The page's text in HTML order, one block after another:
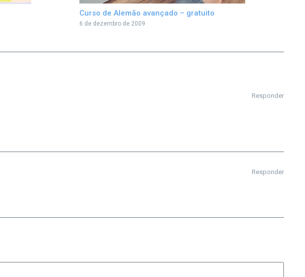
Curso de Alemão avançado – gratuito
6 de dezembro de 2009
Responder
Responder